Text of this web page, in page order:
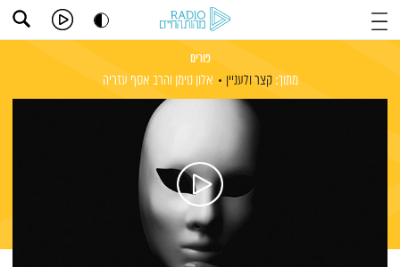
פורים
מתוך: קצר ולעניין אלון נוימן והרב אסף עזריה